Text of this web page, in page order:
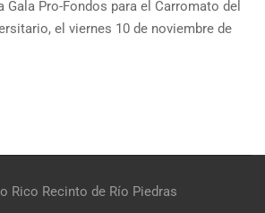
Gala Pro-Fondos para el Carromato del
el viernes 10 de noviembre de
Rico Recinto de Río Piedras